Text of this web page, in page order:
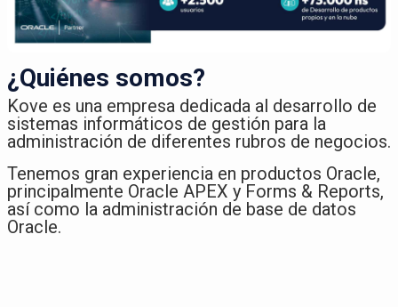
¿Quiénes somos?
Kove es una empresa dedicada al desarrollo de
sistemas informáticos de gestión para la
administración de diferentes rubros de negocios.​
Tenemos gran experiencia en productos Oracle,
principalmente Oracle APEX y Forms & Reports,
así como la administración de base de datos
Oracle.